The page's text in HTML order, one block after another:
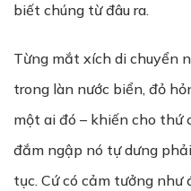
biết chúng từ đâu ra.
Từng mắt xích di chuyển
trong làn nước biển, đỏ
một ai đó – khiến cho
đắm ngập nó tự dưng
tục. Cứ có cảm tưởng